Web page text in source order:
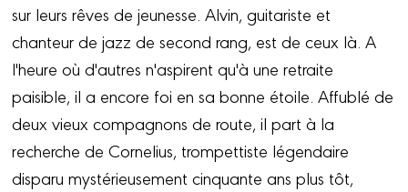
sur leurs rêves de jeunesse. Alvin, guitariste et
chanteur de jazz de second rang, est de ceux là. A
l'heure où d'autres n'aspirent qu'à une retraite
paisible, il a encore foi en sa bonne étoile. Affublé de
deux vieux compagnons de route, il part à la
recherche de Cornelius, trompettiste légendaire
disparu mystérieusement cinquante ans plus tôt,